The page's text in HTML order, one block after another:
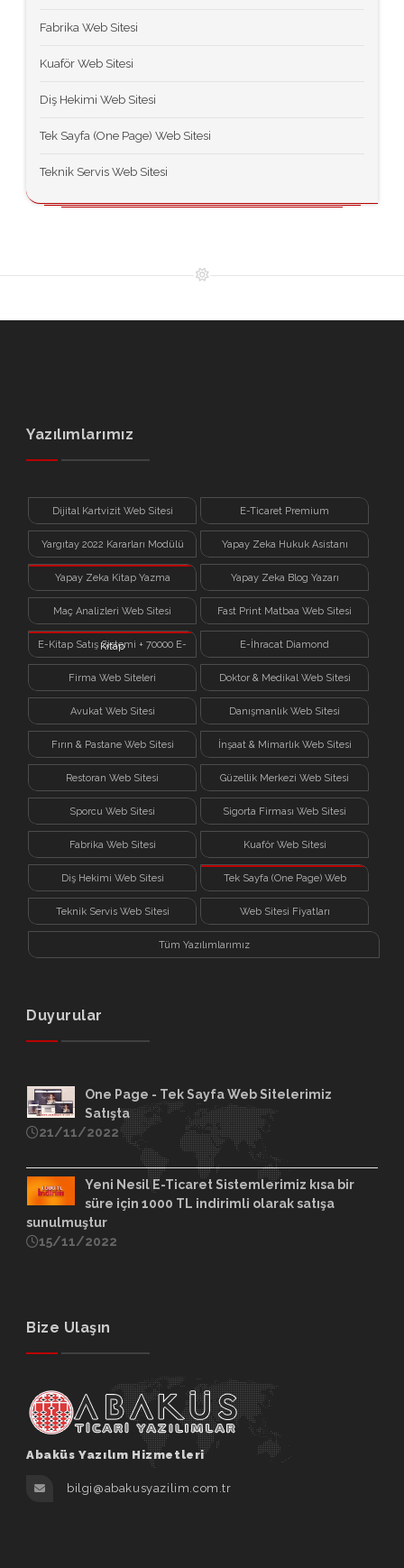
Fabrika Web Sitesi
Kuaför Web Sitesi
Diş Hekimi Web Sitesi
Tek Sayfa (One Page) Web Sitesi
Teknik Servis Web Sitesi
Yazılımlarımız
Dijital Kartvizit Web Sitesi E-Ticaret Premium
Yargıtay 2022 Kararları Modülü Yapay Zeka Hukuk Asistanı
Yapay Zeka Kitap Yazma
Sistemi
Yapay Zeka Blog Yazarı
Maç Analizleri Web Sitesi Fast Print Matbaa Web Sitesi
E-Kitap Satış Sistemi + 70000 E-
Kitap
E-İhracat Diamond
Firma Web Siteleri Doktor & Medikal Web Sitesi
Avukat Web Sitesi Danışmanlık Web Sitesi
Fırın & Pastane Web Sitesi İnşaat & Mimarlık Web Sitesi
Restoran Web Sitesi Güzellik Merkezi Web Sitesi
Sporcu Web Sitesi Sigorta Firması Web Sitesi
Fabrika Web Sitesi Kuaför Web Sitesi
Diş Hekimi Web Sitesi Tek Sayfa (One Page) Web
Sitesi
Teknik Servis Web Sitesi Web Sitesi Fiyatları
Tüm Yazılımlarımız
Duyurular
One Page - Tek Sayfa Web Sitelerimiz
Satışta
21/11/2022
Yeni Nesil E-Ticaret Sistemlerimiz kısa bir
süre için 1000 TL indirimli olarak satışa
sunulmuştur
15/11/2022
Bize Ulaşın
Abaküs Yazılım Hizmetleri
bilgi@abakusyazilim.com.tr